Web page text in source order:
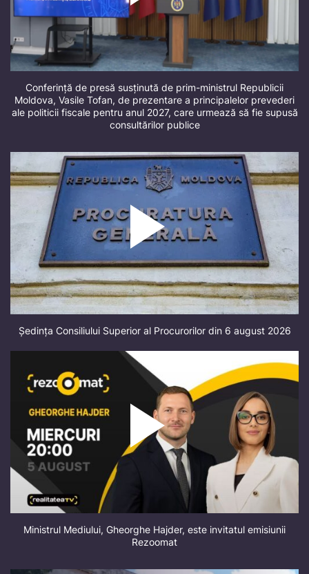
Conferință de presă susținută de prim-ministrul Republicii
Moldova, Vasile Tofan, de prezentare a principalelor prevederi
ale politicii fiscale pentru anul 2027, care urmează să fie supusă
consultărilor publice
Ședința Consiliului Superior al Procurorilor din 6 august 2026
Ministrul Mediului, Gheorghe Hajder, este invitatul emisiunii
Rezoomat